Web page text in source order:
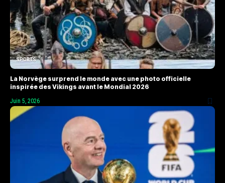
SPORTS
La Norvège surprend le monde avec une photo officielle
inspirée des Vikings avant le Mondial 2026
Juin 5, 2026